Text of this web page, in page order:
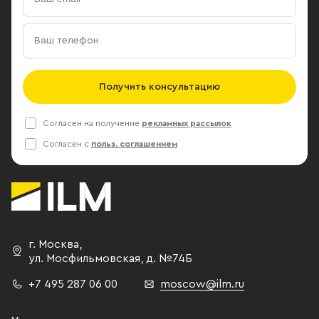
Получить консультацию
Согласен на получение рекламных рассылок
Согласен с польз. соглашением
г. Москва,
ул. Мосфильмовская, д. №74Б
+7 495 287 06 00 moscow@ilm.ru